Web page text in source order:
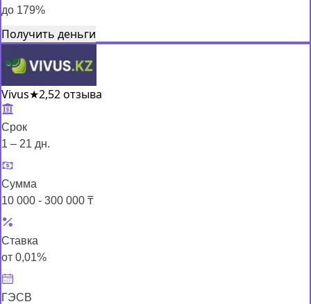
до 179%
Получить деньги
Vivus★2,52 отзыва
Срок
1 – 21 дн.
Сумма
10 000 - 300 000 ₸
Ставка
от 0,01%
ГЭСВ